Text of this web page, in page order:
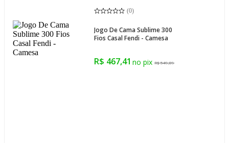
(0)
Jogo De Cama Sublime 300
Fios Casal Fendi - Camesa
R$ 467,41 R$ 549,89